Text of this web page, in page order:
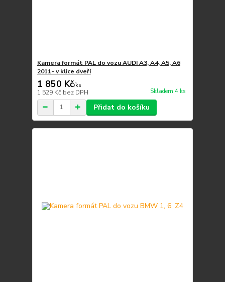
Kamera formát PAL do vozu AUDI A3, A4, A5, A6
2011- v klice dveří
1 850 Kč/ks
1 529 Kč bez DPH Skladem 4 ks
Přidat do košíku